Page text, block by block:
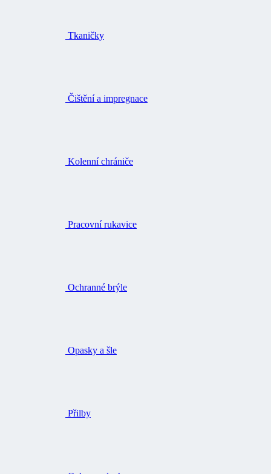
Tkaničky
Čištění a impregnace
Kolenní chrániče
Pracovní rukavice
Ochranné brýle
Opasky a šle
Přilby